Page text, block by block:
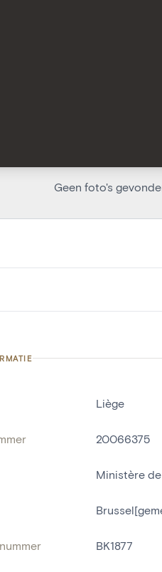
Geen foto's
Liège
20066375
Ministère
BK1877